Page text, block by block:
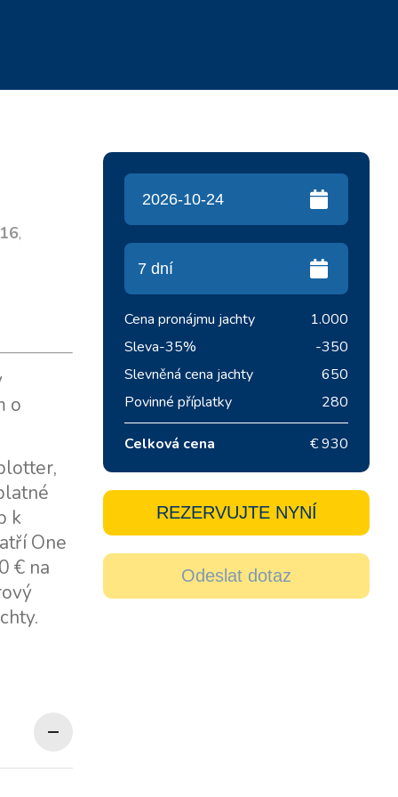
,
o
k
One
€ na
Cena pronájmu jachty
1.000
Sleva-35%
-350
Slevněná cena jachty
650
Povinné příplatky
280
Celková cena € 930
REZERVUJTE NYNÍ
Odeslat dotaz